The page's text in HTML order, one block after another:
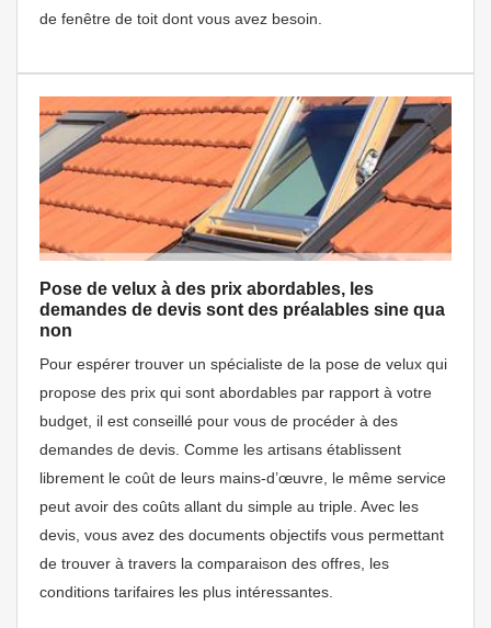
de fenêtre de toit dont vous avez besoin.
Pose de velux à des prix abordables, les
demandes de devis sont des préalables sine qua
non
Pour espérer trouver un spécialiste de la pose de velux qui
propose des prix qui sont abordables par rapport à votre
budget, il est conseillé pour vous de procéder à des
demandes de devis. Comme les artisans établissent
librement le coût de leurs mains-d’œuvre, le même service
peut avoir des coûts allant du simple au triple. Avec les
devis, vous avez des documents objectifs vous permettant
de trouver à travers la comparaison des offres, les
conditions tarifaires les plus intéressantes.